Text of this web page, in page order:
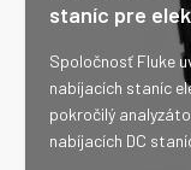
staníc pre
Spoločnosť Fluke
nabíjacích staníc
pokročilý
nabíjacích DC